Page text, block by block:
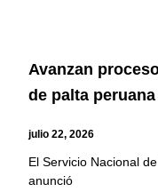
Avanzan
de palta
julio 22, 2026
El Servicio Nacional
anunció